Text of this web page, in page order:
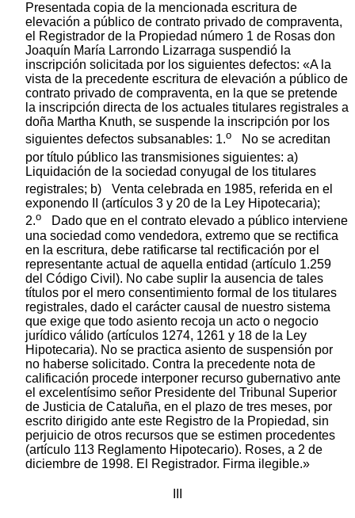
Presentada copia de la mencionada escritura de
elevación a público de contrato privado de compraventa,
el Registrador de la Propiedad número 1 de Rosas don
Joaquín María Larrondo Lizarraga suspendió la
inscripción solicitada por los siguientes defectos: «A la
vista de la precedente escritura de elevación a público de
contrato privado de compraventa, en la que se pretende
la inscripción directa de los actuales titulares registrales a
doña Martha Knuth, se suspende la inscripción por los
siguientes defectos subsanables: 1.o
No se acreditan
por título público las transmisiones siguientes: a)
Liquidación de la sociedad conyugal de los titulares
registrales; b)
Venta celebrada en 1985, referida en el
exponendo II (artículos 3 y 20 de la Ley Hipotecaria);
2.o
Dado que en el contrato elevado a público interviene
una sociedad como vendedora, extremo que se rectifica
en la escritura, debe ratificarse tal rectificación por el
representante actual de aquella entidad (artículo 1.259
del Código Civil). No cabe suplir la ausencia de tales
títulos por el mero consentimiento formal de los titulares
registrales, dado el carácter causal de nuestro sistema
que exige que todo asiento recoja un acto o negocio
jurídico válido (artículos 1274, 1261 y 18 de la Ley
Hipotecaria). No se practica asiento de suspensión por
no haberse solicitado. Contra la precedente nota de
calificación procede interponer recurso gubernativo ante
el excelentísimo señor Presidente del Tribunal Superior
de Justicia de Cataluña, en el plazo de tres meses, por
escrito dirigido ante este Registro de la Propiedad, sin
perjuicio de otros recursos que se estimen procedentes
(artículo 113 Reglamento Hipotecario). Roses, a 2 de
diciembre de 1998. El Registrador. Firma ilegible.»